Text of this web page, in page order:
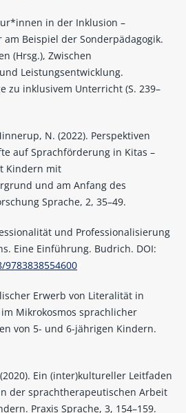
in der Inklusion –
Beispiel der Sonderpädagogik.
(Hrsg.), Zwischen
Leistungsentwicklung.
zu inklusivem Unterricht (S. 239–
N. (2022). Perspektiven
auf Sprachförderung in Kitas –
Kindern mit
und am Anfang des
Sprache, 2, 35–49.
und Professionalisierung
Eine Einführung. Budrich. DOI:
Erwerb von Literalität in
Mikrokosmos sprachlicher
von 5- und 6-jährigen Kindern.
Ein (inter)kultureller Leitfaden
der sprachtherapeutischen Arbeit
Praxis Sprache, 3, 154–159.